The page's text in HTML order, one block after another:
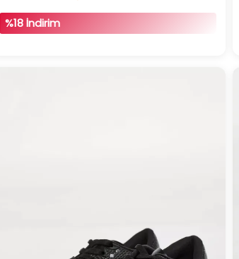
%18 İndirim